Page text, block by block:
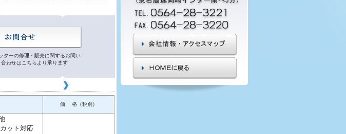
ターの修理・販売に関するお問い
合わせはこちらより承ります
価 格（税別）
ット対応